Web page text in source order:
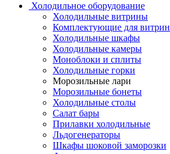
Холодильное оборудование
Холодильные витрины
Комплектующие для витрин
Холодильные шкафы
Холодильные камеры
Моноблоки и сплиты
Холодильные горки
Морозильные лари
Морозильные бонеты
Холодильные столы
Салат бары
Прилавки холодильные
Льдогенераторы
Шкафы шоковой заморозки